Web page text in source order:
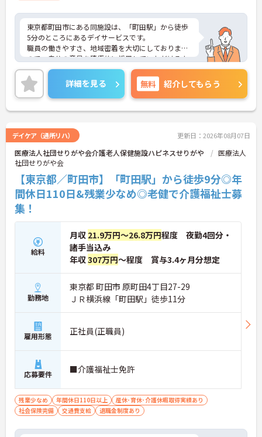
東京都町田市にある同施設は、「町田駅」から徒歩
5分のところにあるデイサービスです。
職員の働きやすさ、地域密着を大切にしております
ので、自分の意見を積極的に採用していただけるよ
うな施設です。福祉業界未経験の方も安心して働く
ことができます。
ご質問などございましたらお気軽のお問い合わせく
ださい。
詳細を見る 無料 紹介してもらう
デイケア（通所リハ） 更新日：2026年08月07日
医療法人社団せりがや会介護老人保健施設ハピネスせりがや
医療法人
社団せりがや会
【東京都／町田市】「町田駅」から徒歩9分◎年
間休日110日&残業少なめ◎老健で介護福祉士募
集！
給料
月収 21.9万円～26.8万円程度 夜勤4回分・
諸手当込み
年収307万円～程度 賞与3.4ヶ月分想定
勤務地
東京都 町田市 原町田4丁目27-29
ＪＲ横浜線「町田駅」徒歩11分
雇用形態 正社員(正職員)
応募要件 ■介護福祉士免許
残業少なめ 年間休日110日以上
産休･育休･介護休暇取得実績あり
社会保険完備
交通費支給 退職金制度あり